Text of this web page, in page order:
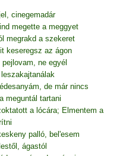
cinegemadár
megette a meggyet
megrakd a szekeret
keseregsz az ágon
ne egyél
de már nincs
meguntál tartani
a lócára; Elmentem a
palló, bel'esem
ágastól